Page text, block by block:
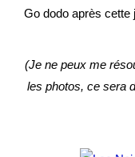
Go dodo après cette
(Je ne peux me
les photos, ce sera